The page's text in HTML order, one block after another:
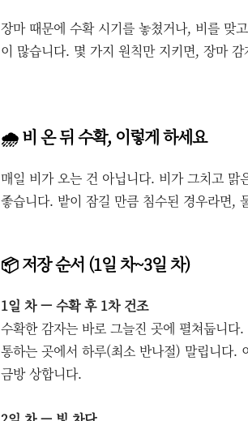
장마 때문에 수확 시기를 놓쳤거나, 비를 맞
이 많습니다. 몇 가지 원칙만 지키면, 장마
🌧️ 비 온 뒤 수확, 이렇게 하세요
매일 비가 오는 건 아닙니다. 비가 그치고
좋습니다. 밭이 잠길 만큼 침수된 경우라면,
📦 저장 순서 (1일 차~3일 차)
1일 차 — 수확 후 1차 건조
수확한 감자는 바로 그늘진 곳에 펼쳐둡니
통하는 곳에서 하루(최소 반나절) 말립니다.
금방 상합니다.